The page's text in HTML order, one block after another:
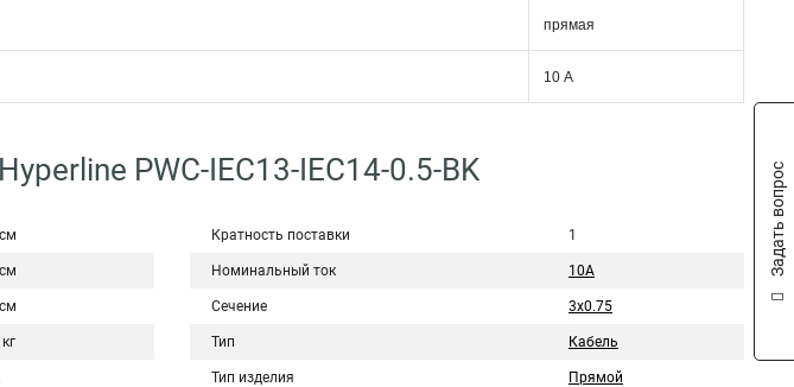
прямая
10 А
PWC-IEC13-IEC14-0.5-BK
Кратность поставки 1
Номинальный ток 10A
Сечение 3x0.75
Тип Кабель
Тип изделия Прямой
Задать вопрос